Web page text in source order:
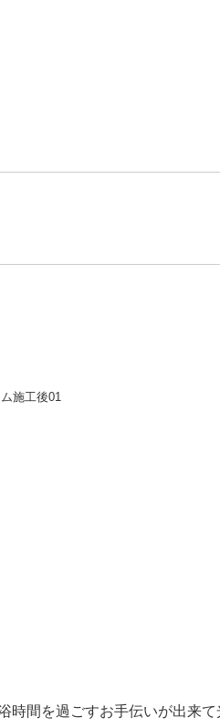
間を過ごすお手伝いが出来て